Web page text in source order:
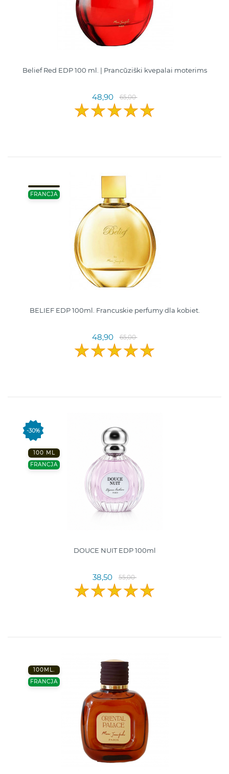
Belief Red EDP 100 ml. | Prancūziški kvepalai moterims
48,90 65,00
FRANCJA
BELIEF EDP 100ml. Francuskie perfumy dla kobiet.
48,90 65,00
-30%
100 ML
FRANCJA
DOUCE NUIT EDP 100ml
38,50 55,00
100ML.
FRANCJA